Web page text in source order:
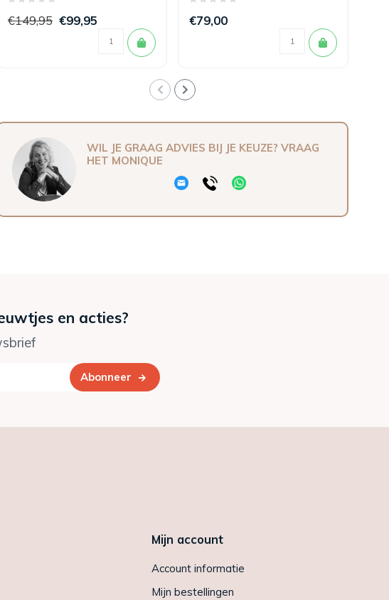
€149,95 €99,95 €79,00
WIL JE GRAAG ADVIES BIJ JE KEUZE? VRAAG
HET MONIQUE
en acties?
Abonneer
Mijn account
Account informatie
Mijn bestellingen